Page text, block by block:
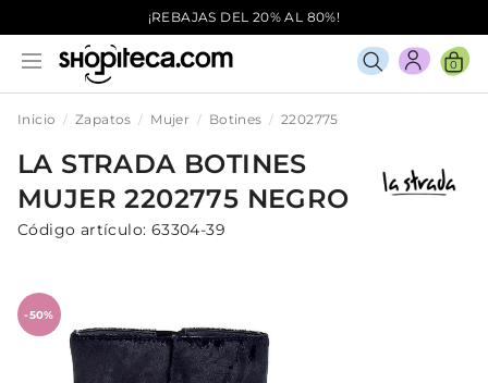
¡REBAJAS DEL 20% AL 80%!
0
Inicio Zapatos Mujer Botines 2202775
LA STRADA BOTINES
MUJER2202775 NEGRO
Código artículo: 63304-39
-50%